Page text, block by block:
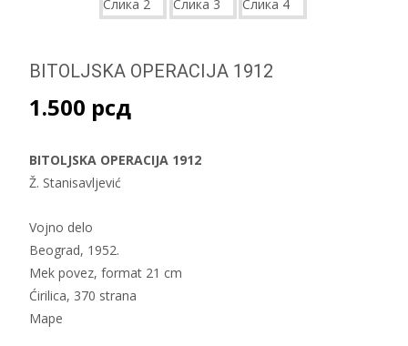
BITOLJSKA OPERACIJA 1912
1.500 рсд
BITOLJSKA OPERACIJA 1912
Ž. Stanisavljević
Vojno delo
Beograd, 1952.
Mek povez, format 21 cm
Ćirilica, 370 strana
Mape